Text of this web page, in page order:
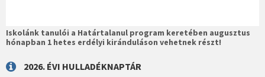
Iskolánk tanulói a Határtalanul program keretében augusztus
hónapban 1 hetes erdélyi kiránduláson vehetnek részt!
2026. ÉVI HULLADÉKNAPTÁR